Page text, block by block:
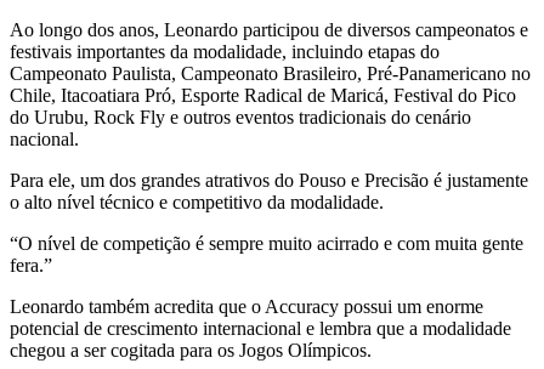
Ao longo dos anos, Leonardo participou de diversos campeonatos e
festivais importantes da modalidade, incluindo etapas do
Campeonato Paulista, Campeonato Brasileiro, Pré-Panamericano no
Chile, Itacoatiara Pró, Esporte Radical de Maricá, Festival do Pico
do Urubu, Rock Fly e outros eventos tradicionais do cenário
nacional.
Para ele, um dos grandes atrativos do Pouso e Precisão é justamente
o alto nível técnico e competitivo da modalidade.
“O nível de competição é sempre muito acirrado e com muita gente
fera.”
Leonardo também acredita que o Accuracy possui um enorme
potencial de crescimento internacional e lembra que a modalidade
chegou a ser cogitada para os Jogos Olímpicos.